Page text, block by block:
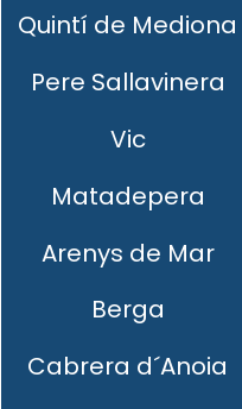
Quintí de Mediona
Pere Sallavinera
Vic
Matadepera
Arenys de Mar
Berga
Cabrera d´Anoia